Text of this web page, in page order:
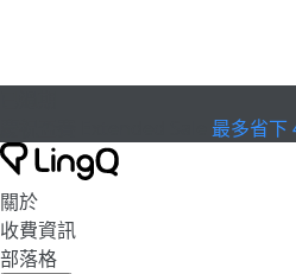
最多省下
關於
收費資訊
部落格